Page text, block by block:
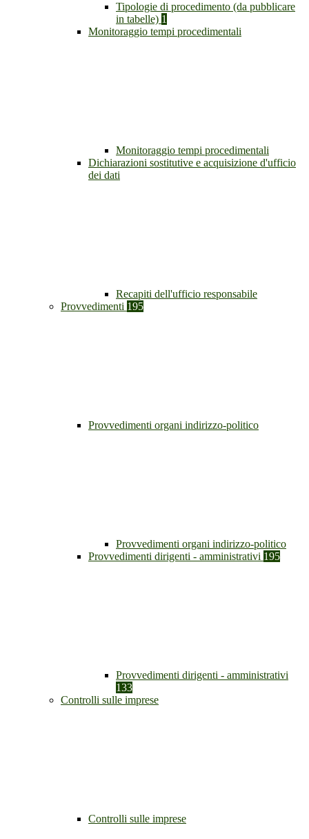
Tipologie di procedimento (da pubblicare
in tabelle) 1
Monitoraggio tempi procedimentali
Monitoraggio tempi procedimentali
Dichiarazioni sostitutive e acquisizione d'ufficio
dei dati
Recapiti dell'ufficio responsabile
Provvedimenti 195
Provvedimenti organi indirizzo-politico
Provvedimenti organi indirizzo-politico
Provvedimenti dirigenti - amministrativi 195
Provvedimenti dirigenti - amministrativi
133
Controlli sulle imprese
Controlli sulle imprese